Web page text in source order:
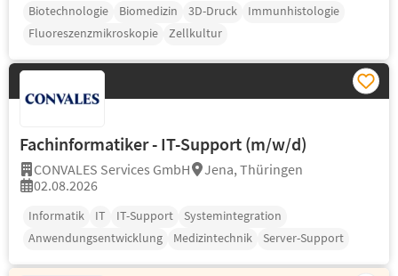
Biotechnologie Biomedizin 3D-Druck
Immunhistologie
Fluoreszenzmikroskopie
Zellkultur
Fachinformatiker - IT-Support (m/w/d)
CONVALES Services GmbH
Jena, Thüringen
02.08.2026
Informatik IT IT-Support
Systemintegration
Anwendungsentwicklung
Medizintechnik Server-Support